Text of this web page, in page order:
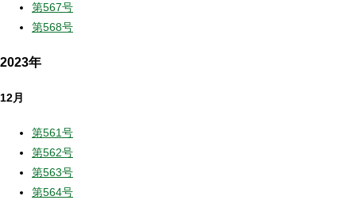
第567号
第568号
2023年
12月
第561号
第562号
第563号
第564号